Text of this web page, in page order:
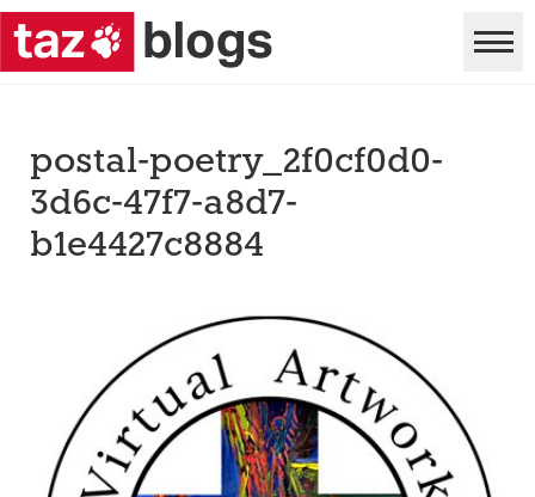
postal-poetry_2f0cf0d0-
3d6c-47f7-a8d7-
b1e4427c8884